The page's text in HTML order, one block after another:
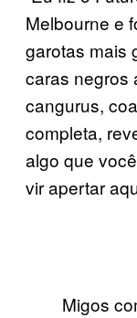
Melbourne e
garotas mais
caras negros
cangurus,
completa,
algo que
vir apertar
Migos